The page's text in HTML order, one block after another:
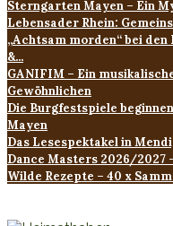
Sterngarten Mayen – Ein
Lebensader Rhein:
„Achtsam morden“ bei
&...
GANIFIM – Ein
Gewöhnlichen
Die Burgfestspiele
Mayen
Das Lesespektakel in
Dance Masters 2026/2027
Wilde Rezepte – 40 x